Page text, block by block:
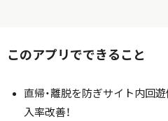
このアプリでできること
直帰・離脱を防ぎサイト内回
入率改善！